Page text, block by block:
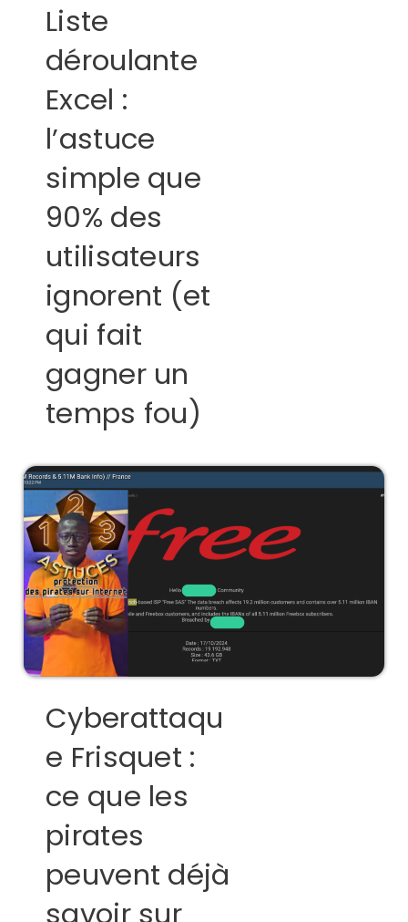
Liste
déroulante
Excel :
l’astuce
simple que
90% des
utilisateurs
ignorent (et
qui fait
gagner un
temps fou)
Cyberattaqu
e Frisquet :
ce que les
pirates
peuvent déjà